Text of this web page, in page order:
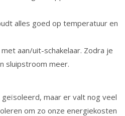
alles goed op temperatuur en
aan/uit-schakelaar. Zodra je
sluipstroom meer.
maar er valt nog veel
om zo onze energiekosten